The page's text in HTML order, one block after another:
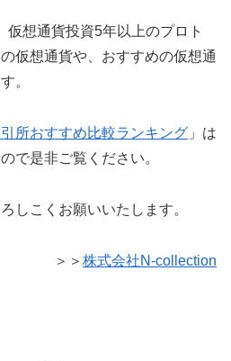
仮想通貨投資5年以上のプロト
仮想通貨や、おすすめの仮想通
。
所おすすめ比較ランキング 」は
で是非ご覧ください。
しこくお願いいたします。
＞＞ 株式会社N-collection